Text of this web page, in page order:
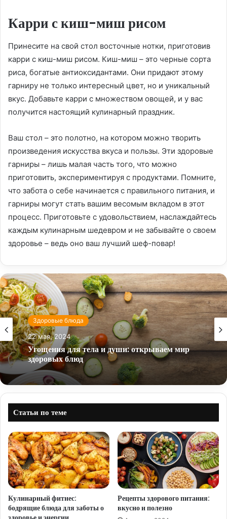
Карри с киш-миш рисом
Принесите на свой стол восточные нотки, приготовив
карри с киш-миш рисом. Киш-миш – это черные сорта
риса, богатые антиоксидантами. Они придают этому
гарниру не только интересный цвет, но и уникальный
вкус. Добавьте карри с множеством овощей, и у вас
получится настоящий кулинарный праздник.
Ваш стол – это полотно, на котором можно творить
произведения искусства вкуса и пользы. Эти здоровые
гарниры – лишь малая часть того, что можно
приготовить, экспериментируя с продуктами. Помните,
что забота о себе начинается с правильного питания, и
гарниры могут стать вашим весомым вкладом в этот
процесс. Приготовьте с удовольствием, наслаждайтесь
каждым кулинарным шедевром и не забывайте о своем
здоровье – ведь оно ваш лучший шеф-повар!
Здоровые блюда
22 мая, 2024
Угощения для тела и души: открываем мир
здоровых блюд
Статьи по теме
Кулинарный фитнес:
бодрящие блюда для заботы о
Рецепты здорового питания:
вкусно и полезно